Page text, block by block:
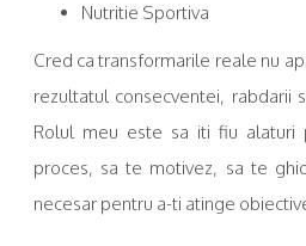
Nutritie Sportiva
Cred ca transformarile reale nu
rezultatul consecventei, rabdarii
Rolul meu este sa iti fiu alaturi
proces, sa te motivez, sa te
necesar pentru a-ti atinge